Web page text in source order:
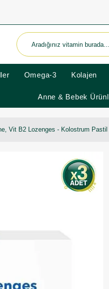
Omega-3 Kolajen
Anne & Bebek
Vit B2 Lozenges - Kolostrum